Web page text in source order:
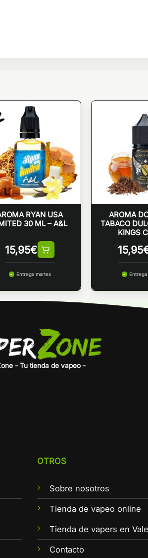
RYAN USA
30 ML – A&L
15,95€
Entrega martes
AROMA
TABACO
KINGS
15,95
- Tu tienda de vapeo -
OTROS
Sobre nosotros
Tienda de vapeo online
Tienda de vapers en
Contacto